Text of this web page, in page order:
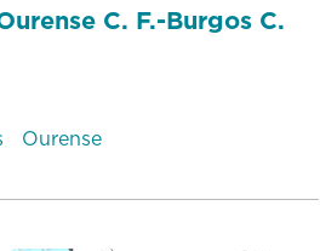
C. F.-Burgos C.
Ourense